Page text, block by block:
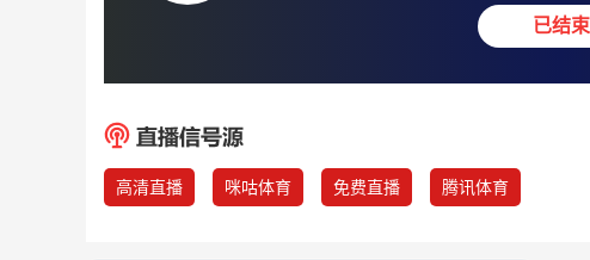
已结束
高清直播 咪咕体育 免费直播 腾讯体育